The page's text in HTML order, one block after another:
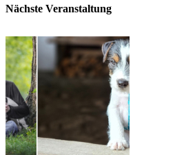
Nächste Veranstaltung